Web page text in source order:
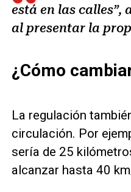
está en las
al presentar la
¿Cómo
La regulación
circulación. Por
sería de 25
alcanzar hasta 40